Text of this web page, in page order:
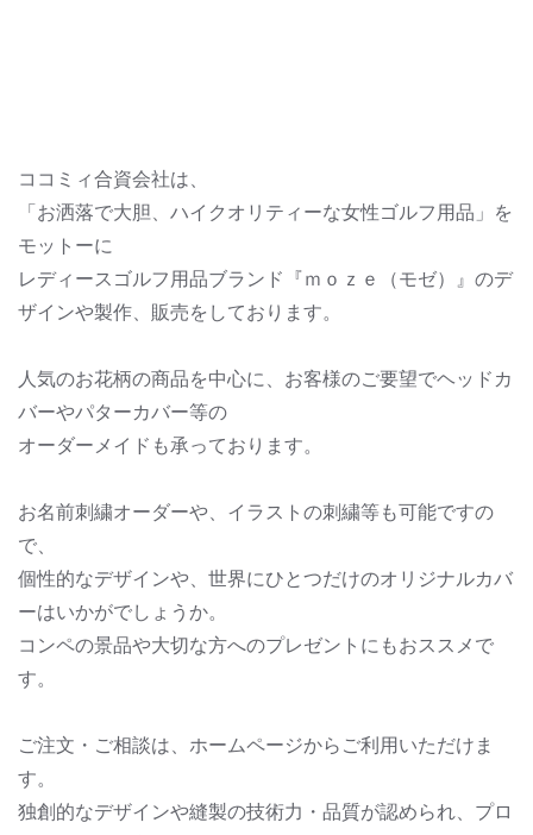
ココミィ合資会社は、
「お洒落で大胆、ハイクオリティーな女性ゴルフ用品」を
モットーに
レディースゴルフ用品ブランド『ｍｏｚｅ（モゼ）』のデ
ザインや製作、販売をしております。
人気のお花柄の商品を中心に、お客様のご要望でヘッドカ
バーやパターカバー等の
オーダーメイドも承っております。
お名前刺繍オーダーや、イラストの刺繍等も可能ですの
で、
個性的なデザインや、世界にひとつだけのオリジナルカバ
ーはいかがでしょうか。
コンペの景品や大切な方へのプレゼントにもおススメで
す。
ご注文・ご相談は、ホームページからご利用いただけま
す。
独創的なデザインや縫製の技術力・品質が認められ、プロ